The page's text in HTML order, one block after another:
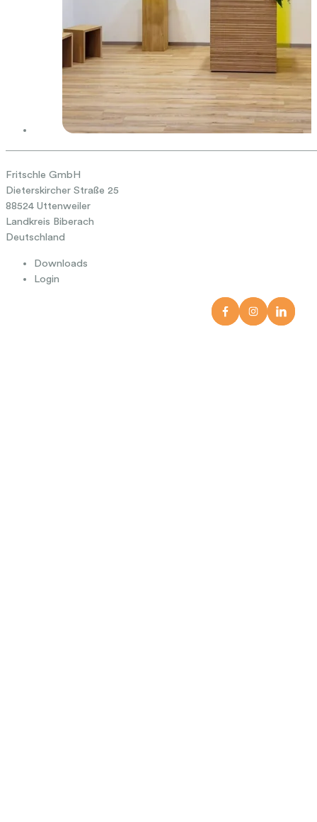
Fritschle GmbH
Dieterskircher Straße 25
88524 Uttenweiler
Landkreis Biberach
Deutschland
Downloads
Login